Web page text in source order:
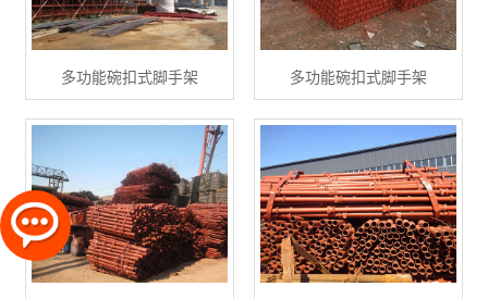
多功能碗扣式脚手架 多功能碗扣式脚手架